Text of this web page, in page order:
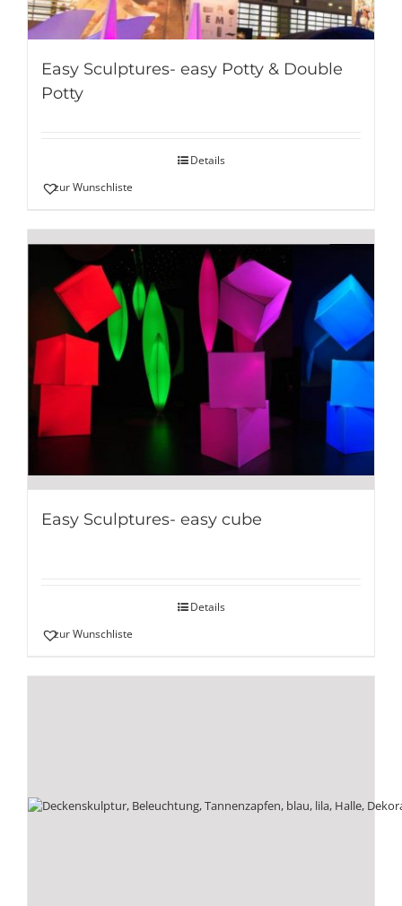
Easy Sculptures- easy Potty & Double
Potty
Details
zur Wunschliste
Easy Sculptures- easy cube
Details
zur Wunschliste